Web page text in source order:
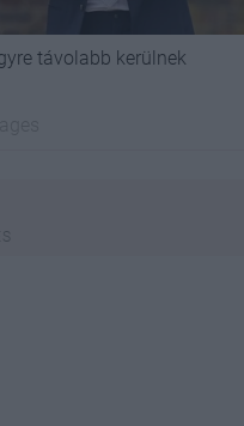
távolabb kerülnek